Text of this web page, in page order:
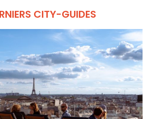
CITY-GUIDES